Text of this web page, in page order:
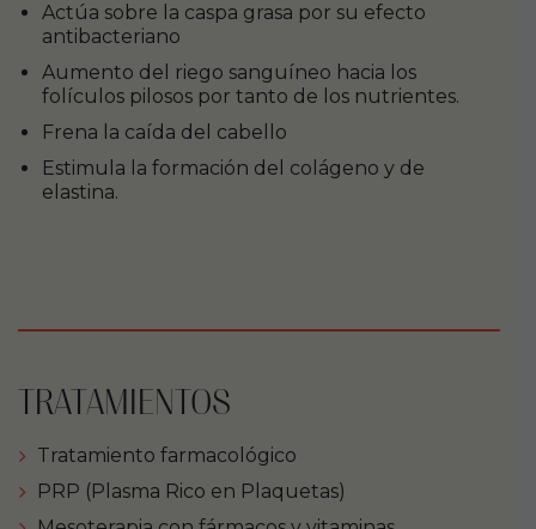
TRATAMIENTOS
Tratamiento farmacológico
PRP (Plasma Rico en Plaquetas)
Actúa sobre la caspa grasa por su efecto
antibacteriano
Aumento del riego sanguíneo hacia los
folículos pilosos por tanto de los nutrientes.
Frena la caída del cabello
Estimula la formación del colágeno y de
elastina.